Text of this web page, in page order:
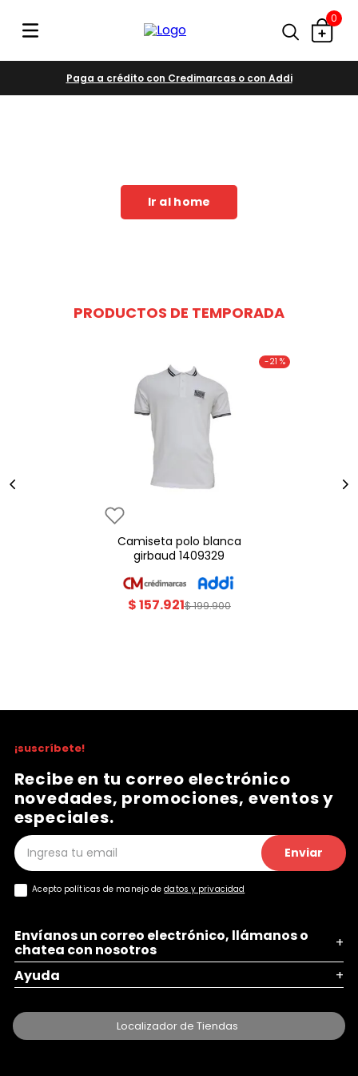
0
Paga a crédito con Credimarcas o con Addi
Ir al home
PRODUCTOS DE TEMPORADA
-21 %
camiseta polo blanca
girbaud 1409329
$157.921$199.900
¡suscríbete!
Recibe en tu correo electrónico
novedades, promociones, eventos y
especiales.
Enviar
Acepto políticas de manejo dedatos y privacidad
Envíanos un correo electrónico, llámanos o
chatea con nosotros
+
Ayuda
+
Localizador de Tiendas